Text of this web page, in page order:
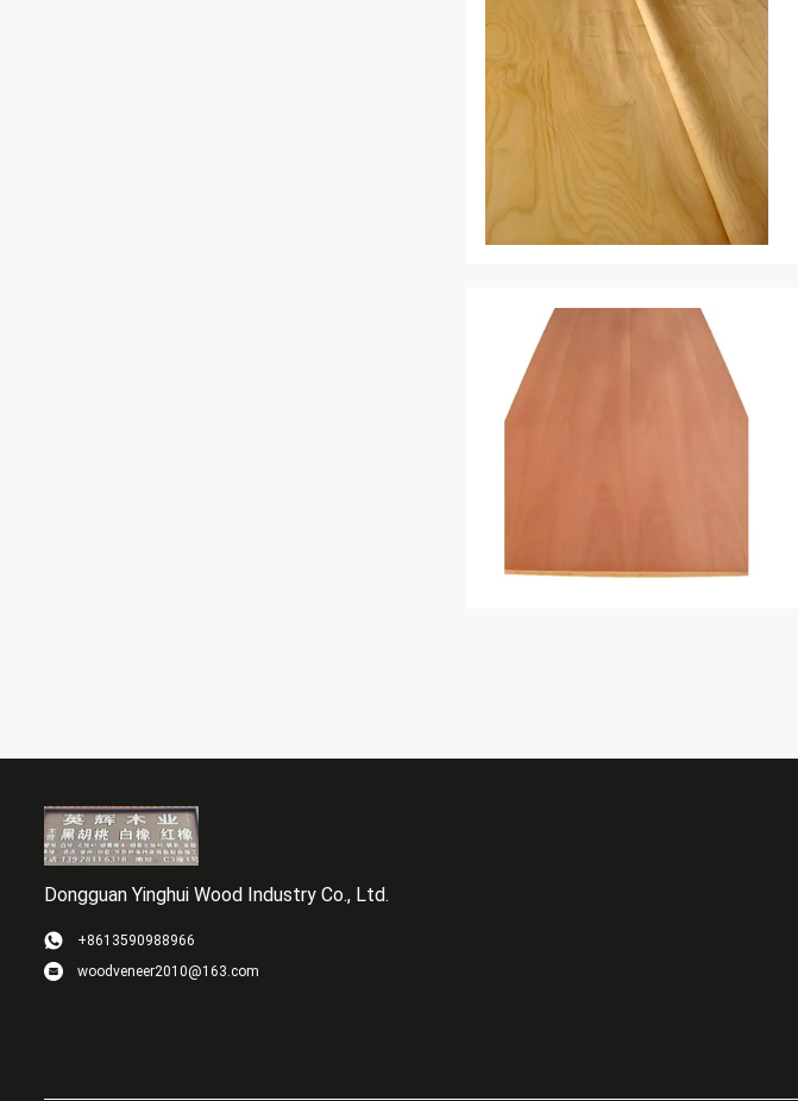
Dongguan Yinghui Wood Industry Co., Ltd.
+8613590988966
woodveneer2010@163.com